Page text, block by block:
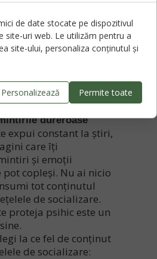
glezne, genunchi,
greu (carte, piatră,
greutatea acestuia
la conținutul care
dureroase
expui constant la știri,
care îți
și emoții
pot copleși. Nu ai nicio
tot conținutul
de socializare.
proteja psihic este un
la ce fel de conținut
de socializare:
de date stocate pe dispozitivul
site-uri web. Le utilizăm pentru a
site-ului, personaliza conținutul și
Personalizează Permite toate